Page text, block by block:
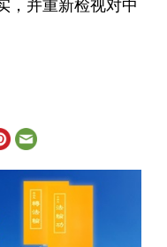
，并重新检视对中